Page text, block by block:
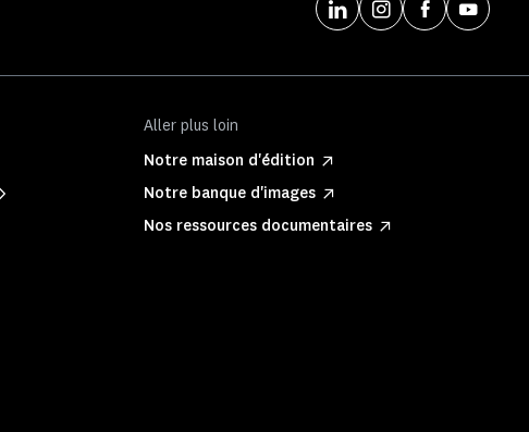
Aller plus loin
Notre maison d'édition
Notre banque d'images
Nos ressources documentaires